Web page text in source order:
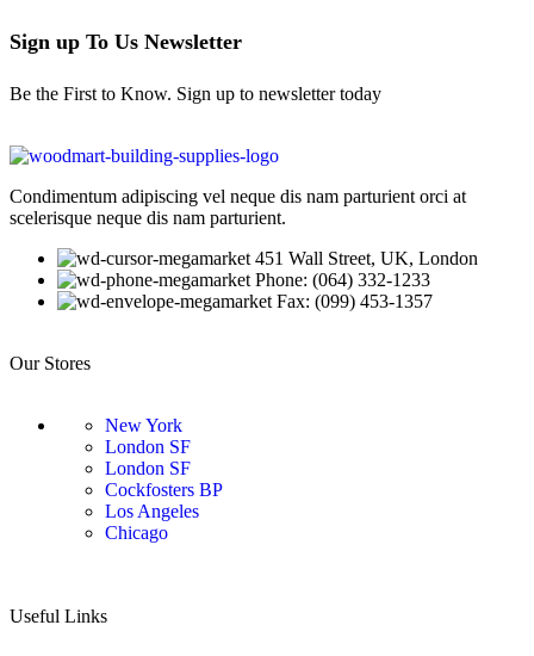
Sign up To Us Newsletter
Be the First to Know. Sign up to newsletter today
Condimentum adipiscing vel neque dis nam parturient orci at
scelerisque neque dis nam parturient.
451 Wall Street, UK, London
Phone: (064) 332-1233
Fax: (099) 453-1357
Our Stores
New York
London SF
London SF
Cockfosters BP
Los Angeles
Chicago
Useful Links